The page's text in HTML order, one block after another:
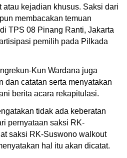
atau kejadian khusus. Saksi dari
membacakan temuan
TPS 08 Pinang Ranti, Jakarta
pemilih pada Pilkada
Kun Wardana juga
dan catatan serta menyatakan
berita acara rekapitulasi.
tidak ada keberatan
pernyataan saksi RK-
saksi RK-Suswono walkout
hal itu akan dicatat.